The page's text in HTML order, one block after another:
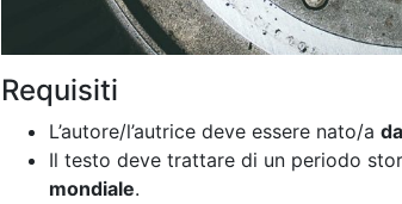
Requisiti
L’autore/l’autrice deve essere nato/a
Il testo deve trattare di un periodo
mondiale.